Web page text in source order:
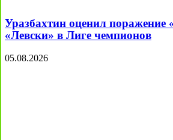
Уразбахтин оценил поражение
«Левски» в Лиге чемпионов
05.08.2026